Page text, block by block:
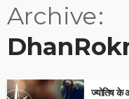
Archive
ज्योतिष के